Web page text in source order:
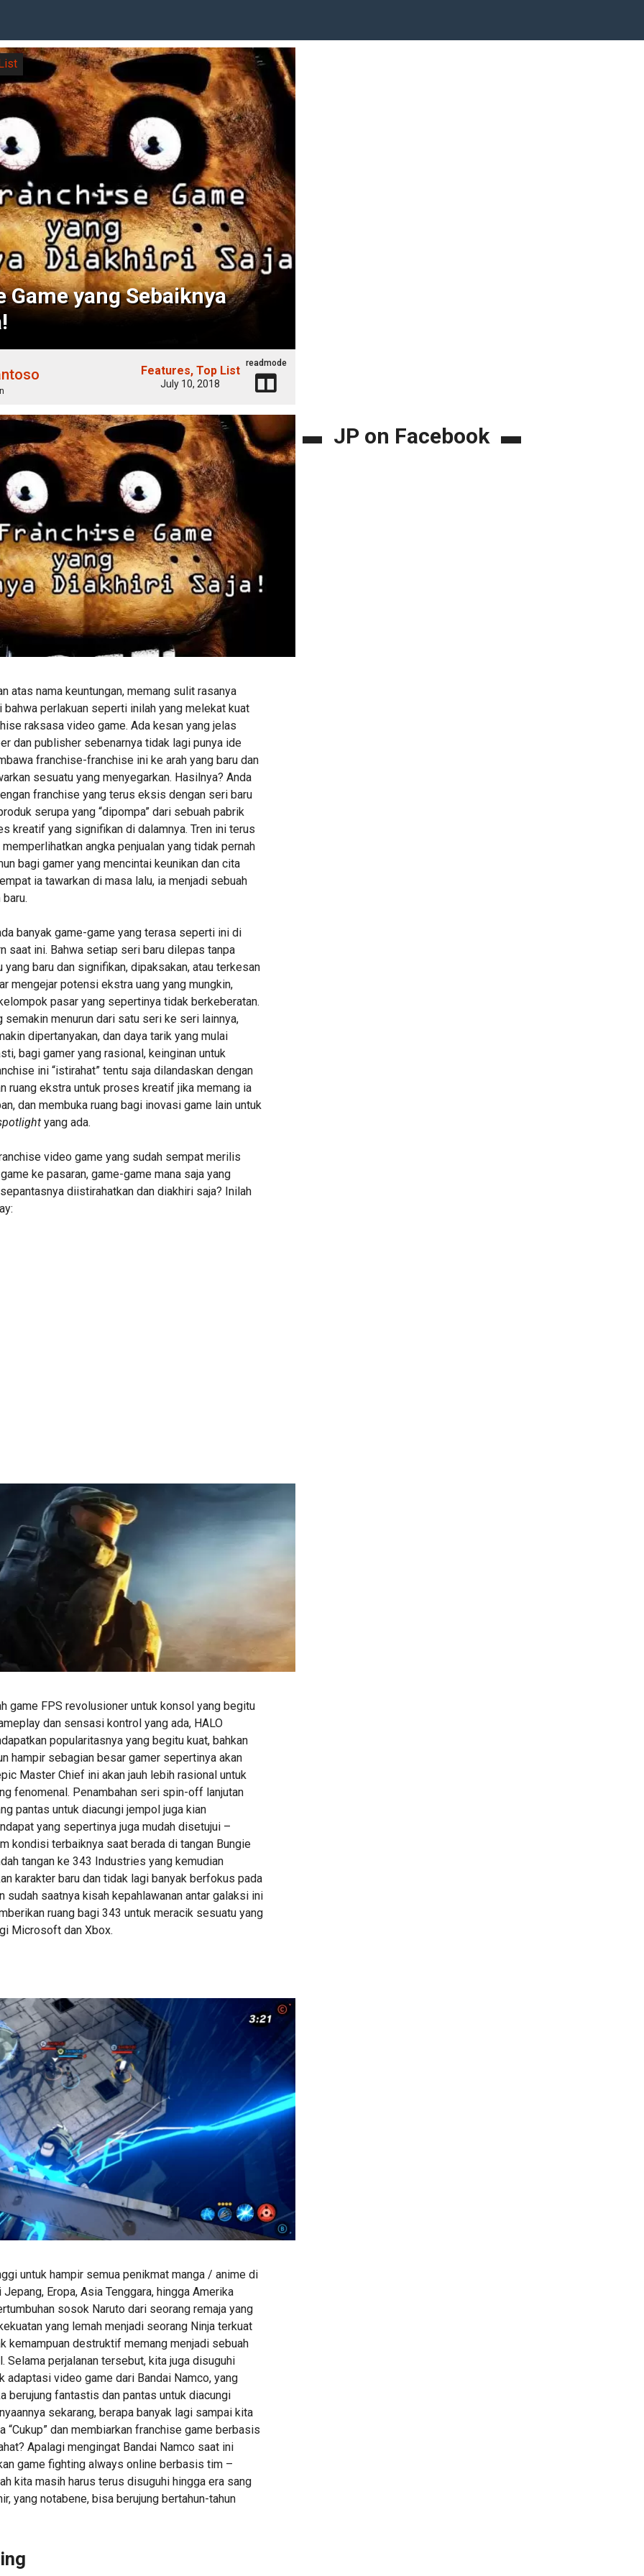
Game yang Sebaiknya
Features Top List
July 10, 2018
readmode
atas nama keuntungan, memang sulit rasanya
bahwa perlakuan seperti inilah yang melekat kuat
raksasa video game. Ada kesan yang jelas
dan publisher sebenarnya tidak lagi punya ide
franchise-franchise ini ke arah yang baru dan
sesuatu yang menyegarkan. Hasilnya? Anda
franchise yang terus eksis dengan seri baru
serupa yang “dipompa” dari sebuah pabrik
kreatif yang signifikan di dalamnya. Tren ini terus
angka penjualan yang tidak pernah
bagi gamer yang mencintai keunikan dan cita
ia tawarkan di masa lalu, ia menjadi sebuah
banyak game-game yang terasa seperti ini di
saat ini. Bahwa setiap seri baru dilepas tanpa
yang baru dan signifikan, dipaksakan, atau terkesan
mengejar potensi ekstra uang yang mungkin,
pasar yang sepertinya tidak berkeberatan.
semakin menurun dari satu seri ke seri lainnya,
dipertanyakan, dan daya tarik yang mulai
bagi gamer yang rasional, keinginan untuk
ini “istirahat” tentu saja dilandaskan dengan
ruang ekstra untuk proses kreatif jika memang ia
dan membuka ruang bagi inovasi game lain untuk
yang ada.
video game yang sudah sempat merilis
ke pasaran, game-game mana saja yang
diistirahatkan dan diakhiri saja? Inilah
game FPS revolusioner untuk konsol yang begitu
dan sensasi kontrol yang ada, HALO
popularitasnya yang begitu kuat, bahkan
hampir sebagian besar gamer sepertinya akan
Master Chief ini akan jauh lebih rasional untuk
fenomenal. Penambahan seri spin-off lanjutan
pantas untuk diacungi jempol juga kian
yang sepertinya juga mudah disetujui –
kondisi terbaiknya saat berada di tangan Bungie
tangan ke 343 Industries yang kemudian
karakter baru dan tidak lagi banyak berfokus pada
sudah saatnya kisah kepahlawanan antar galaksi ini
ruang bagi 343 untuk meracik sesuatu yang
Microsoft dan Xbox.
untuk hampir semua penikmat manga / anime di
Eropa, Asia Tenggara, hingga Amerika
sosok Naruto dari seorang remaja yang
yang lemah menjadi seorang Ninja terkuat
kemampuan destruktif memang menjadi sebuah
Selama perjalanan tersebut, kita juga disuguhi
adaptasi video game dari Bandai Namco, yang
berujung fantastis dan pantas untuk diacungi
sekarang, berapa banyak lagi sampai kita
“Cukup” dan membiarkan franchise game berbasis
Apalagi mengingat Bandai Namco saat ini
game fighting always online berbasis tim –
kita masih harus terus disuguhi hingga era sang
yang notabene, bisa berujung bertahun-tahun
JP on Facebook